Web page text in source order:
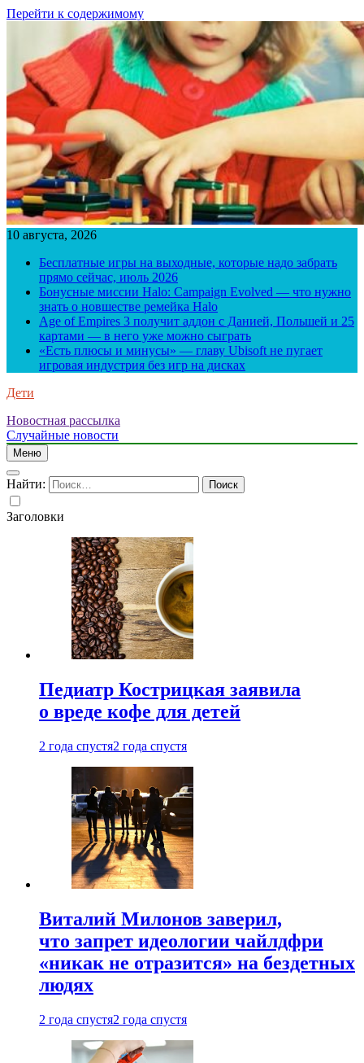
Перейти к содержимому
10 августа, 2026
Бесплатные игры на выходные, которые надо забрать
прямо сейчас, июль 2026
Бонусные миссии Halo: Campaign Evolved — что нужно
знать о новшестве ремейка Halo
Age of Empires 3 получит аддон с Данией, Польшей и 25
картами — в него уже можно сыграть
«Есть плюсы и минусы» — главу Ubisoft не пугает
игровая индустрия без игр на дисках
Дети
Новостная рассылка
Случайные новости
Меню
Найти:
Заголовки
Педиатр Кострицкая заявила
о вреде кофе для детей
2 года спустя2 года спустя
Виталий Милонов заверил,
что запрет идеологии чайлдфри
«никак не отразится» на бездетных
людях
2 года спустя2 года спустя